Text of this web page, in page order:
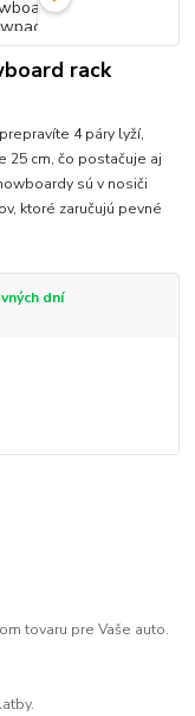
rack
4 páry lyží,
25 cm, čo postačuje aj
sú v nosiči
ktoré zaručujú pevné
dní
tovaru pre Vaše auto.